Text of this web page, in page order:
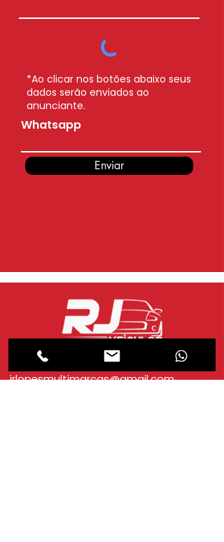
*Ao clicar nos botões abaixo seus
dados serão enviados ao
anunciante.
Whatsapp
Enviar
jrlopesmultimarcas@gmail.com